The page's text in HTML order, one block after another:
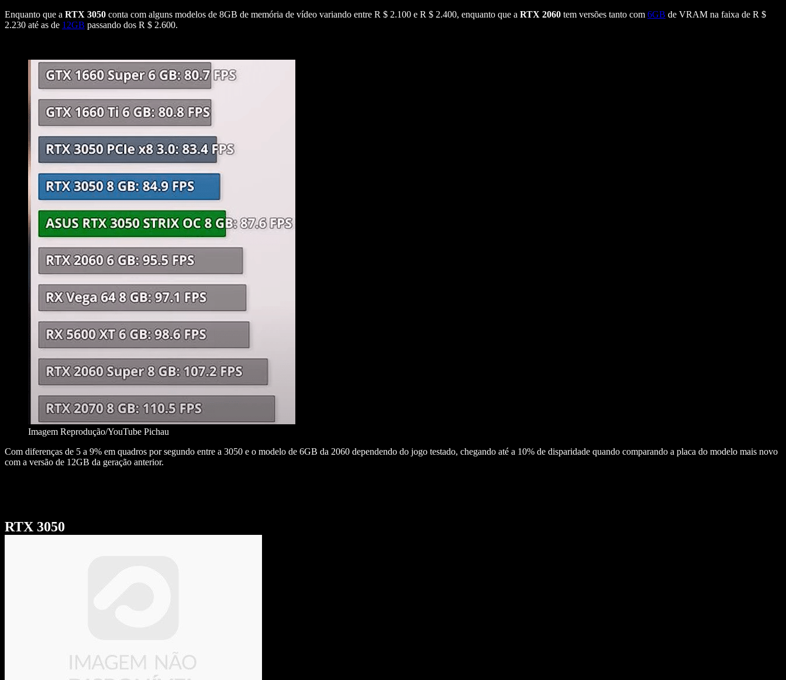
Enquanto que a RTX 3050 conta com alguns modelos de 8GB de memória de vídeo variando entre R $ 2.100 e R $ 2.400, enquanto que a RTX 2060 tem versões tanto com 6GB de VRAM na faixa de R $
2.230 até as de 12GB passando dos R $ 2.600.
Imagem Reprodução/YouTube Pichau
Com diferenças de 5 a 9% em quadros por segundo entre a 3050 e o modelo de 6GB da 2060 dependendo do jogo testado, chegando até a 10% de disparidade quando comparando a placa do modelo mais novo
com a versão de 12GB da geração anterior.
RTX 3050